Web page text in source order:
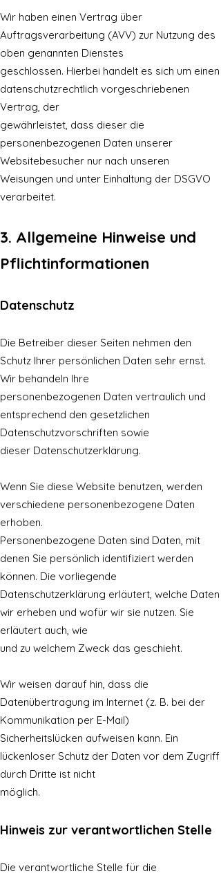
Wir haben einen Vertrag über
Auftragsverarbeitung (AVV) zur Nutzung des
oben genannten Dienstes
geschlossen. Hierbei handelt es sich um einen
datenschutzrechtlich vorgeschriebenen
Vertrag, der
gewährleistet, dass dieser die
personenbezogenen Daten unserer
Websitebesucher nur nach unseren
Weisungen und unter Einhaltung der DSGVO
verarbeitet.
3. Allgemeine Hinweise und
Pflichtinformationen
Datenschutz
Die Betreiber dieser Seiten nehmen den
Schutz Ihrer persönlichen Daten sehr ernst.
Wir behandeln Ihre
personenbezogenen Daten vertraulich und
entsprechend den gesetzlichen
Datenschutzvorschriften sowie
dieser Datenschutzerklärung.
Wenn Sie diese Website benutzen, werden
verschiedene personenbezogene Daten
erhoben.
Personenbezogene Daten sind Daten, mit
denen Sie persönlich identifiziert werden
können. Die vorliegende
Datenschutzerklärung erläutert, welche Daten
wir erheben und wofür wir sie nutzen. Sie
erläutert auch, wie
und zu welchem Zweck das geschieht.
Wir weisen darauf hin, dass die
Datenübertragung im Internet (z. B. bei der
Kommunikation per E-Mail)
Sicherheitslücken aufweisen kann. Ein
lückenloser Schutz der Daten vor dem Zugriff
durch Dritte ist nicht
möglich.
Hinweis zur verantwortlichen Stelle
Die verantwortliche Stelle für die